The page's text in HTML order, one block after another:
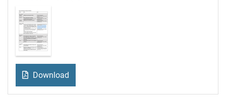
Download